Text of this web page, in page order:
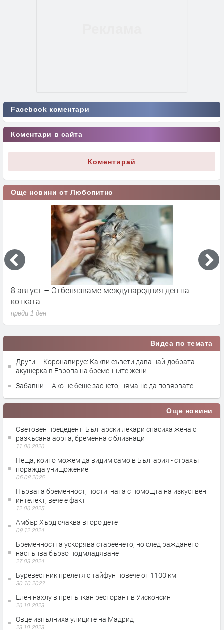
Facebook коментари
Коментари в сайта
Коментирай
Още новини от Любопитно
8 август – Отбелязваме международния ден на
котката
преди 1 ден
Видеа по темата
Други – Коронавирус: Какви съвети дава най-добрата
акушерка в Европа на бременните жени
Забавни – Ако не беше заснето, нямаше да повярвате
Още новини
Световен прецедент: Български лекари спасиха жена с
разкъсана аорта, бременна с близнаци
11.06.2026
Неща, които можем да видим само в България - страхът
поражда унищожение
06.08.2025
Първата бременност, постигната с помощта на изкуствен
интелект, вече е факт
12.06.2025
Амбър Хърд очаква второ дете
09.12.2024
Бременността ускорява стареенето, но след раждането
настъпва бързо подмладяване
27.03.2024
Буревестник прелетя с тайфун повече от 1100 км
30.10.2023
Елен нахлу в претъпкан ресторант в Уисконсин
26.10.2023
Овце изпълниха улиците на Мадрид
23.10.2023